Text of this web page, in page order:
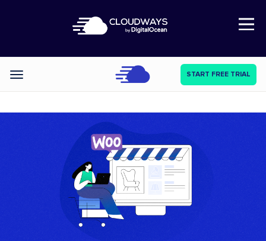
Open Nav
Categories START FREE TRIAL